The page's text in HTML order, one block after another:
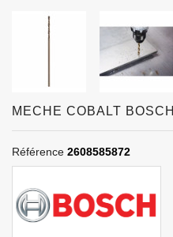
MECHE COBALT BOSCH
Référence 2608585872